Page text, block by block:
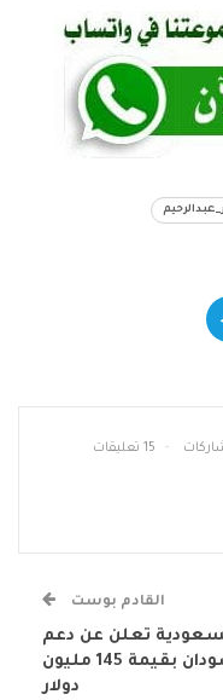
15 تعليقات
القادم بوست
تعلن عن دعم
للسودان بقيمة 145 مليون
دولار